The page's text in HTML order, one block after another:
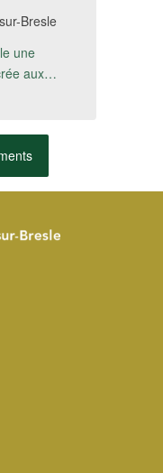
Bresle
une
aux
Du 8 juillet